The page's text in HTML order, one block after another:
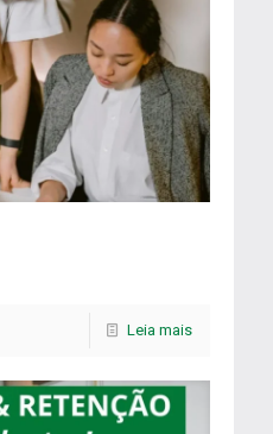
Leia mais